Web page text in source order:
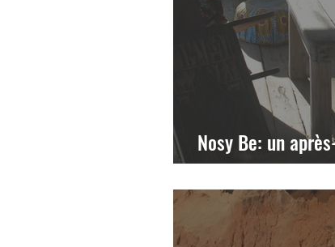
Nosy Be: un
saut!